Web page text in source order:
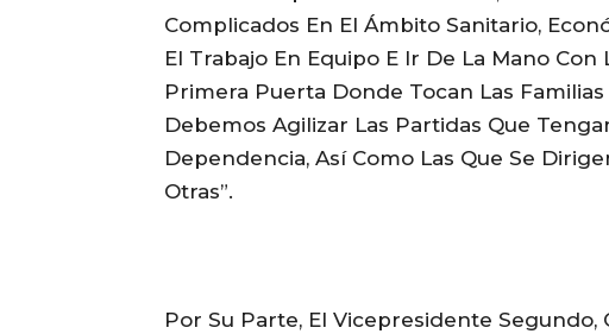
Complicados En El Ámbito Sanitario,
El Trabajo En Equipo E Ir De La Mano
Primera Puerta Donde Tocan Las Familias
Debemos Agilizar Las Partidas Que
Dependencia, Así Como Las Que Se
Otras”.
Por Su Parte, El Vicepresidente Segundo,